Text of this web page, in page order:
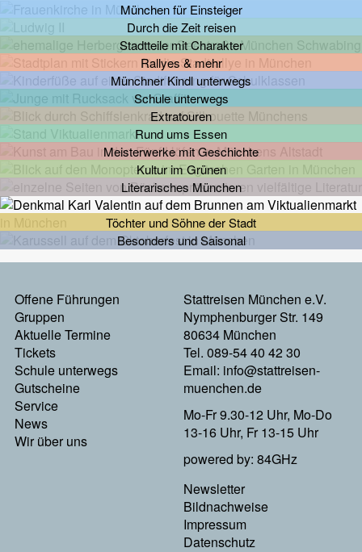
München für Einsteiger
Durch die Zeit reisen
Stadtteile mit Charakter
Rallyes & mehr
Münchner Kindl unterwegs
Schule unterwegs
Extratouren
Rund ums Essen
Meisterwerke mit Geschichte
Kultur im Grünen
Literarisches München
Töchter und Söhne der Stadt
Besonders und Saisonal
Footermenu
Links
Offene Führungen
Gruppen
Aktuelle Termine
Tickets
Schule unterwegs
Gutscheine
Service
News
Wir über uns
Stattreisen München e.V.
Nymphenburger Str. 149
80634 München
Tel. 089-54 40 42 30
Email: info@stattreisen-
muenchen.de
Mo-Fr 9.30-12 Uhr, Mo-Do
13-16 Uhr, Fr 13-15 Uhr
powered by: 84GHz
Footer
Menu
Newsletter
Bildnachweise
Impressum
Datenschutz